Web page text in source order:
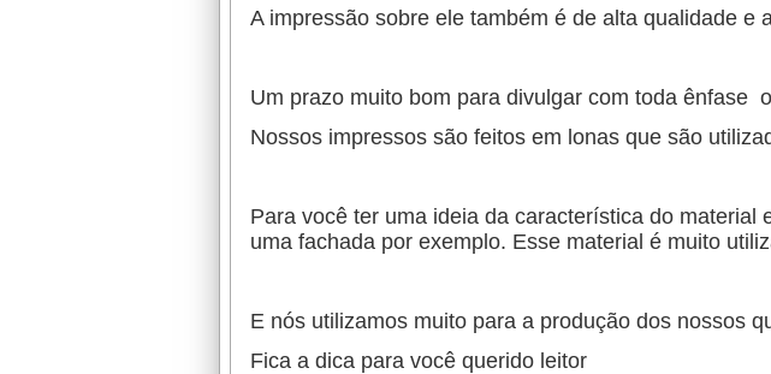
A impressão sobre ele também é de alta qualidade
Um prazo muito bom para divulgar com toda ênfase
Nossos impressos são feitos em lonas que são
Para você ter uma ideia da característica do
uma fachada por exemplo. Esse material é muito
E nós utilizamos muito para a produção dos nossos
Fica a dica para você querido leitor